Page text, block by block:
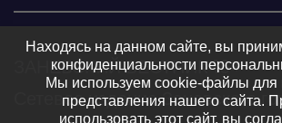
ЗАНЕВСКИЙ ВЕСТНИК 16+
Сетевое издание Заневского
Находясь на данном сайте, вы
конфиденциальности
Мы используем cookie-файлы для
представления нашего сайта.
использовать этот сайт, вы